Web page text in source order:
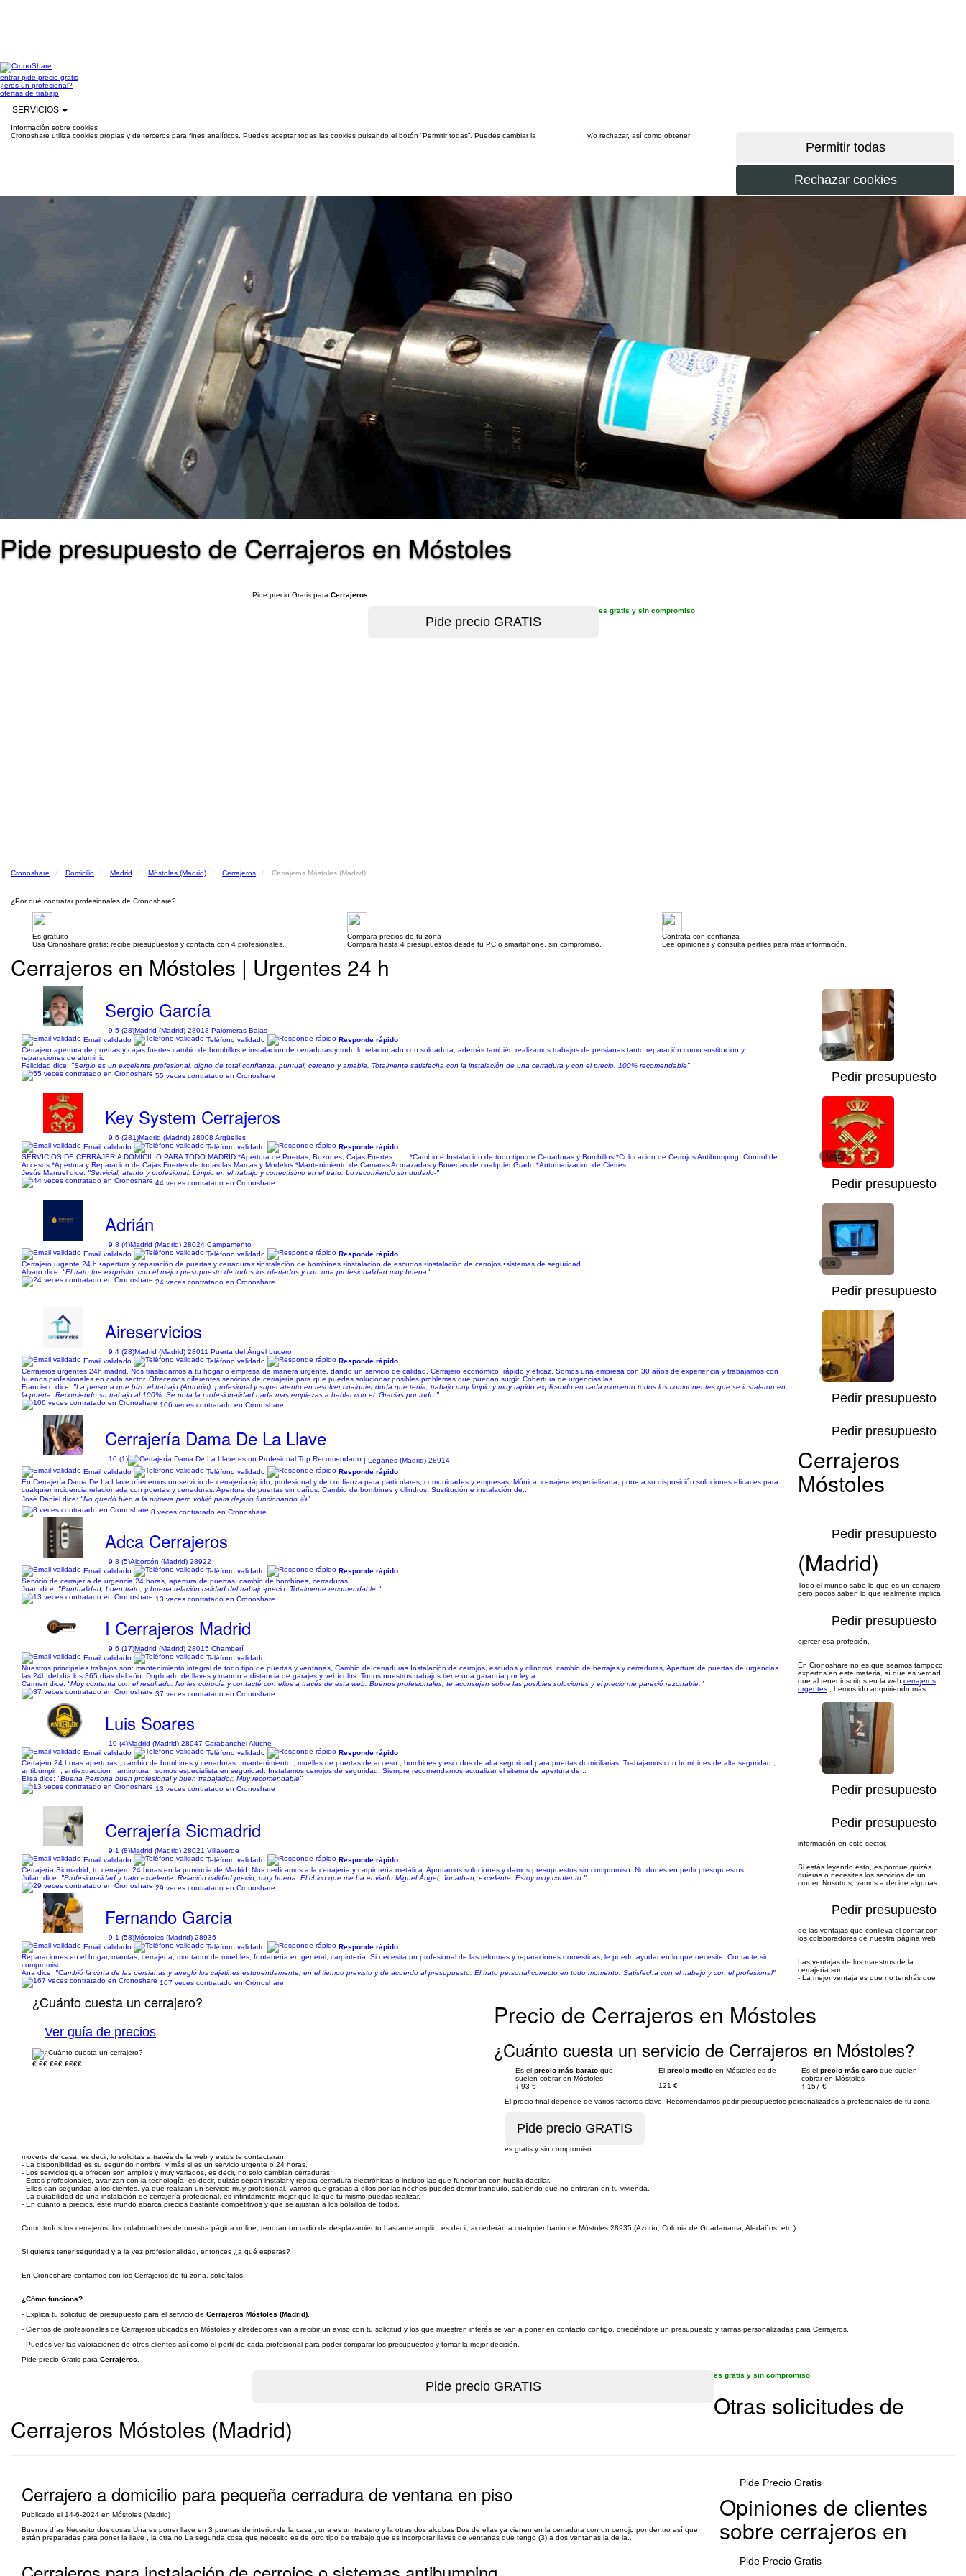
entrarpide precio gratis
¿eres un profesional?
ofertas de trabajo
SERVICIOS
Información sobre cookies
Cronoshare utiliza cookies propias y de terceros para fines analíticos. Puedes aceptar todas las cookies pulsando el botón “Permitir todas”. Puedes cambiar la
, y/o rechazar, así como obtener
Pide presupuesto de Cerrajeros en Móstoles
Pide precio Gratis para Cerrajeros
es gratis y sin compromiso
Cronoshare Domicilio Madrid Móstoles (Madrid) Cerrajeros Cerrajeros Móstoles (Madrid)
¿Por qué contratar profesionales de Cronoshare?
Es gratuito
Usa Cronoshare gratis: recibe presupuestos y contacta con 4 profesionales.
Compara precios de tu zona
Compara hasta 4 presupuestos desde tu PC o smartphone, sin compromiso.
Contrata con confianza
Lee opiniones y consulta perfiles para más información.
Cerrajeros en Móstoles | Urgentes 24 h
Sergio García
9,5 (28)Madrid (Madrid) 28018 Palomeras Bajas
Email validado
Teléfono validado
Responde rápido
Cerrajero apertura de puertas y cajas fuertes cambio de bombillos e instalación de cerraduras y todo lo relacionado con soldadura, además también realizamos trabajos de persianas tanto reparación como sustitución y
reparaciones de aluminio
Felicidad dice: "Sergio es un excelente profesional, digno de total confianza, puntual, cercano y amable. Totalmente satisfecha con la instalación de una cerradura y con el precio. 100% recomendable"
55 veces contratado en Cronoshare
1/10
Pedir presupuesto
Key System Cerrajeros
9,6 (281)Madrid (Madrid) 28008 Argüelles
Email validado
Teléfono validado
Responde rápido
SERVICIOS DE CERRAJERIA DOMICILIO PARA TODO MADRID *Apertura de Puertas, Buzones, Cajas Fuertes....... *Cambio e Instalacion de todo tipo de Cerraduras y Bombillos *Colocacion de Cerrojos Antibumping, Control de
Accesos *Apertura y Reparacion de Cajas Fuertes de todas las Marcas y Modelos *Mantenimiento de Camaras Acorazadas y Bovedas de cualquier Grado *Automatizacion de Cierres,...
Jesús Manuel dice: "Servicial, atento y profesional. Limpio en el trabajo y correctísimo en el trato. Lo recomiendo sin dudarlo-"
44 veces contratado en Cronoshare
1/64
Pedir presupuesto
Adrián
9,8 (4)Madrid (Madrid) 28024 Campamento
Email validado
Teléfono validado
Responde rápido
Cerrajero urgente 24 h •apertura y reparación de puertas y cerraduras •instalación de bombínes •instalación de escudos •instalación de cerrojos •sistemas de seguridad
Álvaro dice: "El trato fue exquisito, con el mejor presupuesto de todos los ofertados y con una profesionalidad muy buena"
24 veces contratado en Cronoshare
1/9
Pedir presupuesto
Aireservicios
9,4 (28)Madrid (Madrid) 28011 Puerta del Ángel Lucero
Email validado
Teléfono validado
Responde rápido
Cerrajeros urgentes 24h madrid. Nos trasladamos a tu hogar o empresa de manera urgente, dando un servicio de calidad. Cerrajero económico, rápido y eficaz. Somos una empresa con 30 años de experiencia y trabajamos con
buenos profesionales en cada sector. Ofrecemos diferentes servicios de cerrajería para que puedas solucionar posibles problemas que puedan surgir. Cobertura de urgencias las...
Francisco dice: "La persona que hizo el trabajo (Antonio), profesional y super atento en resolver cualquier duda que tenia, trabajo muy limpio y muy rapido explicando en cada momento todos los componentes que se instalaron en
la puerta. Recomiendo su trabajo al 100%. Se nota la profesionalidad nada mas empiezas a hablar con el. Gracias por todo."
106 veces contratado en Cronoshare
1/5
Pedir presupuesto
Cerrajería Dama De La Llave
10 (1)
| Leganés (Madrid) 28914
Email validado
Teléfono validado
Responde rápido
En Cerrajería Dama De La Llave ofrecemos un servicio de cerrajería rápido, profesional y de confianza para particulares, comunidades y empresas. Mónica, cerrajera especializada, pone a su disposición soluciones eficaces para
cualquier incidencia relacionada con puertas y cerraduras: Apertura de puertas sin daños. Cambio de bombines y cilindros. Sustitución e instalación de...
José Daniel dice: "No quedó bien a la primera pero volvió para dejarlo funcionando 👍"
8 veces contratado en Cronoshare
Pedir presupuesto
Adca Cerrajeros
9,8 (5)Alcorcón (Madrid) 28922
Email validado
Teléfono validado
Responde rápido
Servicio de cerrajería de urgencia 24 horas, apertura de puertas, cambio de bombines, cerraduras....
Juan dice: "Puntualidad, buen trato, y buena relación calidad del trabajo-precio. Totalmente recomendable."
13 veces contratado en Cronoshare
Pedir presupuesto
I Cerrajeros Madrid
9,6 (17)Madrid (Madrid) 28015 Chamberí
Email validado
Teléfono validado
Nuestros principales trabajos son: mantenimiento integral de todo tipo de puertas y ventanas, Cambio de cerraduras Instalación de cerrojos, escudos y cilindros. cambio de herrajes y cerraduras, Apertura de puertas de urgencias
las 24h del día los 365 días del año. Duplicado de llaves y mando a distancia de garajes y vehículos. Todos nuestros trabajos tiene una garantía por ley a...
Carmen dice: "Muy contenta con el resultado. No les conocía y contacté con ellos a través de esta web. Buenos profesionales, te aconsejan sobre las posibles soluciones y el precio me pareció razonable."
37 veces contratado en Cronoshare
Pedir presupuesto
Luis Soares
10 (4)Madrid (Madrid) 28047 Carabanchel Aluche
Email validado
Teléfono validado
Responde rápido
Cerrajero 24 horas aperturas , cambio de bombines y cerraduras , mantenimiento , muelles de puertas de acceso , bombines y escudos de alta seguridad para puertas domiciliarias. Trabajamos con bombines de alta seguridad ,
antibumpin , antiextraccion , antirotura , somos especialista en seguridad. Instalamos cerrojos de seguridad. Siempre recomendamos actualizar el sitema de apertura de...
Elisa dice: "Buena Persona buen profesional y buen trabajador. Muy recomendable"
13 veces contratado en Cronoshare
1/6
Pedir presupuesto
Cerrajería Sicmadrid
9,1 (8)Madrid (Madrid) 28021 Villaverde
Email validado
Teléfono validado
Responde rápido
Cerrajería Sicmadrid, tu cerrajero 24 horas en la provincia de Madrid. Nos dedicamos a la cerrajería y carpintería metálica. Aportamos soluciones y damos presupuestos sin compromiso. No dudes en pedir presupuestos.
Julián dice: "Profesionalidad y trato excelente. Relación calidad precio, muy buena. El chico que me ha enviado Miguel Ángel, Jonathan, excelente. Estoy muy contento."
29 veces contratado en Cronoshare
Pedir presupuesto
Fernando Garcia
9,1 (58)Móstoles (Madrid) 28936
Email validado
Teléfono validado
Responde rápido
Reparaciones en el hogar, manitas, cerrajería, montador de muebles, fontanería en general, carpintería. Si necesita un profesional de las reformas y reparaciones domésticas, le puedo ayudar en lo que necesite. Contacte sin
compromiso.
Ana dice: "Cambió la cinta de las persianas y arregló los cajetines estupendamente, en el tiempo previsto y de acuerdo al presupuesto. El trato personal correcto en todo momento. Satisfecha con el trabajo y con el profesional"
167 veces contratado en Cronoshare
Pedir presupuesto
¿Cuánto cuesta un cerrajero?
Ver guía de precios
€ €€ €€€ €€€€
Precio de Cerrajeros en Móstoles
¿Cuánto cuesta un servicio de Cerrajeros en Móstoles?
Es el precio más barato que
suelen cobrar en Móstoles
↓ 93 €
El precio medio en Móstoles es de
121 €
Es el precio más caro que suelen
cobrar en Móstoles
↑ 157 €
El precio final depende de varios factores clave. Recomendamos pedir presupuestos personalizados a profesionales de tu zona.
es gratis y sin compromiso
Cerrajeros
Móstoles
(Madrid)
Todo el mundo sabe lo que es un cerrajero,
pero pocos saben lo que realmente implica
ejercer esa profesión.
En Cronoshare no es que seamos tampoco
expertos en este materia, sí que es verdad
que al tener inscritos en la web cerrajeros
urgentes , hemos ido adquiriendo más
información en este sector.
Si estás leyendo esto, es porque quizás
quieras o necesites los servicios de un
croner. Nosotros, vamos a decirte algunas
de las ventajas que conlleva el contar con
los colaboradores de nuestra página web.
Las ventajas de los maestros de la
cerrajería son:
- La mejor ventaja es que no tendrás que
moverte de casa, es decir, lo solicitas a través de la web y estos te contactaran.
- La disponibilidad es su segundo nombre, y más si es un servicio urgente o 24 horas.
- Los servicios que ofrecen son amplios y muy variados, es decir, no solo cambian cerraduras.
- Estos profesionales, avanzan con la tecnología, es decir, quizás sepan instalar y repara cerradura electrónicas o incluso las que funcionan con huella dactilar.
- Ellos dan seguridad a los clientes, ya que realizan un servicio muy profesional. Vamos que gracias a ellos por las noches puedes dormir tranquilo, sabiendo que no entraran en tu vivienda.
- La durabilidad de una instalación de cerrajería profesional, es infinitamente mejor que la que tú mismo puedas realizar.
- En cuanto a precios, este mundo abarca precios bastante competitivos y que se ajustan a los bolsillos de todos.
Como todos los cerrajeros, los colaboradores de nuestra página online, tendrán un radio de desplazamiento bastante amplio, es decir, accederán a cualquier barrio de Móstoles 28935 (Azorín, Colonia de Guadarrama, Aledaños, etc.)
Si quieres tener seguridad y a la vez profesionalidad, entonces ¿a qué esperas?
En Cronoshare contamos con los Cerrajeros de tu zona, solicítalos.
¿Cómo funciona?
- Explica tu solicitud de presupuesto para el servicio de Cerrajeros Móstoles (Madrid)
- Cientos de profesionales de Cerrajeros ubicados en Móstoles y alrededores van a recibir un aviso con tu solicitud y los que muestren interés se van a poner en contacto contigo, ofreciéndote un presupuesto y tarifas personalizadas para Cerrajeros.
- Puedes ver las valoraciones de otros clientes así como el perfil de cada profesional para poder comparar los presupuestos y tomar la mejor decisión.
Pide precio Gratis para Cerrajeros
es gratis y sin compromiso
Otras solicitudes de
Cerrajeros Móstoles (Madrid)
Cerrajero a domicilio para pequeña cerradura de ventana en piso
Publicado el 14-6-2024 en Móstoles (Madrid)
Buenos días Necesito dos cosas Una es poner llave en 3 puertas de interior de la casa , una es un trastero y la otras dos alcobas Dos de ellas ya vienen en la cerradura con un cerrojo por dentro así que
están preparadas para poner la llave , la otra no La segunda cosa que necesito es de otro tipo de trabajo que es incorporar llaves de ventanas que tengo (3) a dos ventanas la de la...
Pide Precio Gratis
Pide Precio Gratis
Opiniones de clientes
sobre cerrajeros en